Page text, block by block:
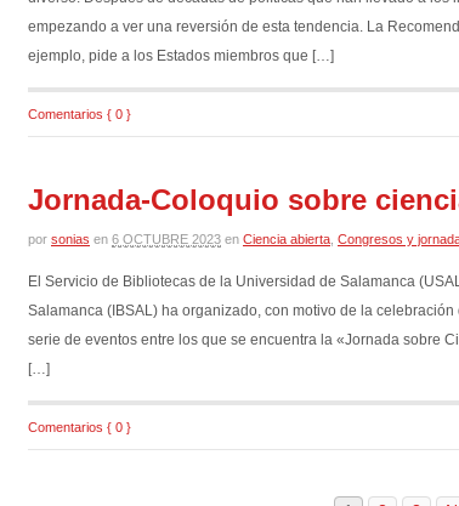
empezando a ver una reversión de esta tendencia. La
ejemplo, pide a los Estados miembros que […]
Comentarios { 0 }
Jornada-Coloquio sobre
por sonias en 6 OCTUBRE 2023 en Ciencia abierta Congresos y
El Servicio de Bibliotecas de la Universidad de Salamanca
Salamanca (IBSAL) ha organizado, con motivo de la
serie de eventos entre los que se encuentra la «Jornada sobre
[…]
Comentarios { 0 }